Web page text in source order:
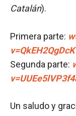
Catalán).
Primera parte:
Segunda parte:
Un saludo y